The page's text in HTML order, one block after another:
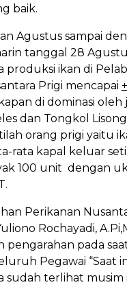
baik.
Agustus sampai
tanggal 28
produksi ikan di
Prigi mencapai +
di dominasi oleh
dan Tongkol
orang prigi yaitu
rata kapal keluar
100 unit dengan
Perikanan
Rochayadi,
pengarahan pada
Pegawai “Saat
sudah terlihat musim